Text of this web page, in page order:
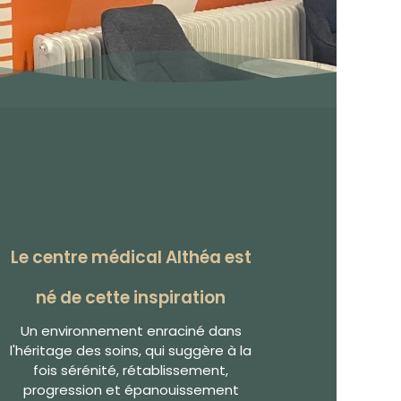
Le centre médical Althéa est
né de cette inspiration
Un environnement enraciné dans
l'héritage des soins, qui suggère à la
fois sérénité, rétablissement,
progression et épanouissement